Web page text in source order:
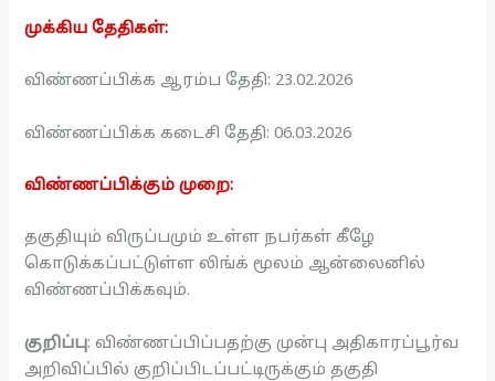
முக்கிய தேதிகள்:
விண்ணப்பிக்க ஆரம்ப தேதி: 23.02.2026
விண்ணப்பிக்க கடைசி தேதி: 06.03.2026
விண்ணப்பிக்கும் முறை:
தகுதியும் விருப்பமும் உள்ள நபர்கள் கீழே
கொடுக்கப்பட்டுள்ள லிங்க் மூலம் ஆன்லைனில்
விண்ணப்பிக்கவும்.
குறிப்பு: விண்ணப்பிப்பதற்கு முன்பு அதிகாரப்பூர்வ
அறிவிப்பில் குறிப்பிடப்பட்டிருக்கும் தகுதி